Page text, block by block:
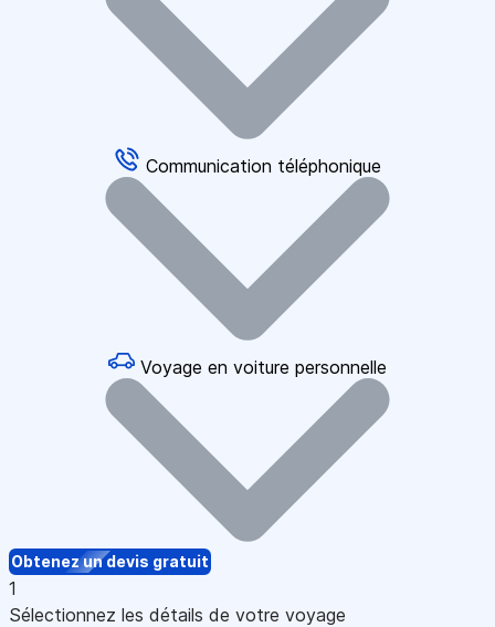
Communication téléphonique
Voyage en voiture personnelle
Obtenez un devis gratuit
1
Sélectionnez les détails de votre voyage